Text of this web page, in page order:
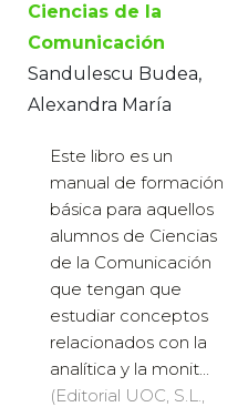
Ciencias de la
Comunicación
Sandulescu Budea,
Alexandra María
Este libro es un
manual de formación
básica para aquellos
alumnos de Ciencias
de la Comunicación
que tengan que
estudiar conceptos
relacionados con la
analítica y la monit...
(Editorial UOC, S.L.,